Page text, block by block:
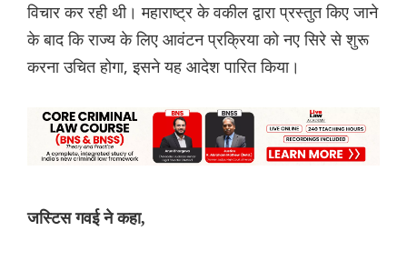
विचार कर रही थी। महाराष्ट्र के वकील द्वारा प्रस्तुत किए जाने
के बाद कि राज्य के लिए आवंटन प्रक्रिया को नए सिरे से शुरू
करना उचित होगा, इसने यह आदेश पारित किया।
जस्टिस गवई ने कहा,